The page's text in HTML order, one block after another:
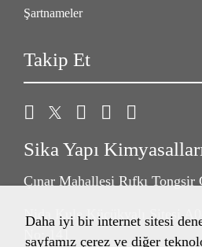
Şartnameler
Takip Et
Sika Yapı
Çınar Mahallesi Rıfkı Tongsir
Nida Kule Küçükyalı Sitesi
No: 141
Daha iyi bir internet sitesi
sayfamız çerez ve diğer